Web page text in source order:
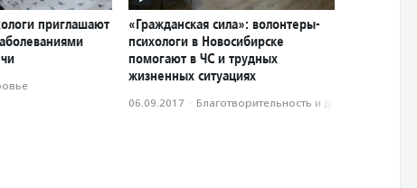
приглашают
«Гражданская сила»: волонтеры-
психологи в Новосибирске
помогают в ЧС и трудных
жизненных ситуациях
06.09.2017 · Благотвори­тель­ность и доброволь­чест­во